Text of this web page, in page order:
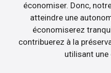
économiser. Donc,
atteindre une
économiserez
contribuerez à la
utilisant une